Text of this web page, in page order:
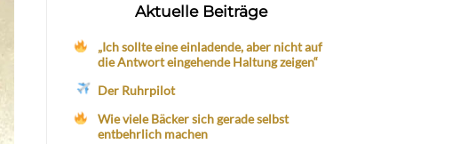
Aktuelle Beiträge
„Ich sollte eine einladende, aber nicht auf
die Antwort eingehende Haltung zeigen“
Der Ruhrpilot
Wie viele Bäcker sich gerade selbst
entbehrlich machen